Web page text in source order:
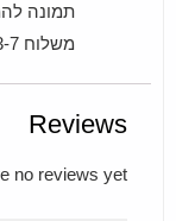
תמונה
משלוח 3-7ימי עסקים
Reviews
no reviews yet.